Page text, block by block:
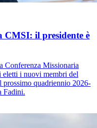
CMSI: il presidente è
Conferenza Missionaria
eletti i nuovi membri del
prossimo quadriennio 2026-
Fadini.